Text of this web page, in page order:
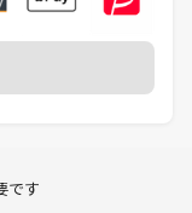
です